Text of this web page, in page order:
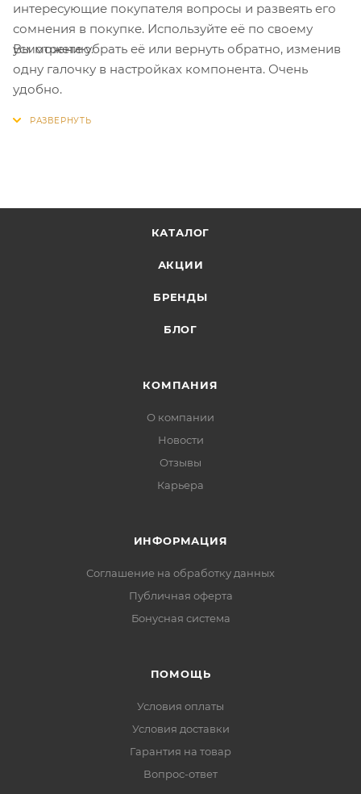
интересующие покупателя вопросы и развеять его
сомнения в покупке. Используйте её по своему
усмотрению.
Вы можете убрать её или вернуть обратно, изменив
одну галочку в настройках компонента. Очень
удобно.
КАТАЛОГ
АКЦИИ
БРЕНДЫ
БЛОГ
КОМПАНИЯ
О компании
Новости
Отзывы
Карьера
ИНФОРМАЦИЯ
Соглашение на обработку данных
Публичная оферта
Бонусная система
ПОМОЩЬ
Условия оплаты
Условия доставки
Гарантия на товар
Вопрос-ответ